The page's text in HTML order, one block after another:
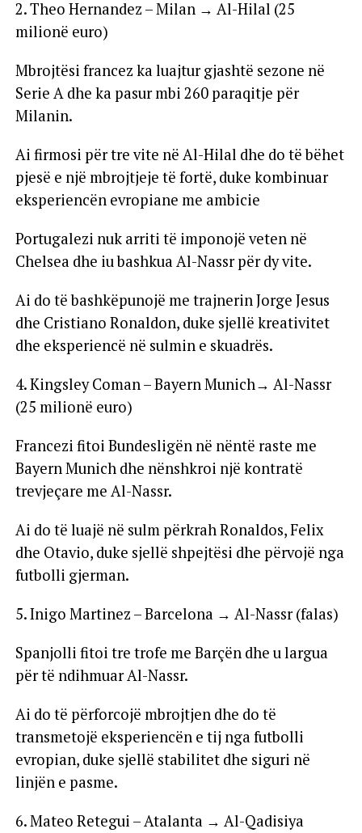
2. Theo Hernandez – Milan → Al-Hilal (25
milionë euro)
Mbrojtësi francez ka luajtur gjashtë sezone në
Serie A dhe ka pasur mbi 260 paraqitje për
Milanin.
Ai firmosi për tre vite në Al-Hilal dhe do të bëhet
pjesë e një mbrojtjeje të fortë, duke kombinuar
eksperiencën evropiane me ambicie
Portugalezi nuk arriti të imponojë veten në
Chelsea dhe iu bashkua Al-Nassr për dy vite.
Ai do të bashkëpunojë me trajnerin Jorge Jesus
dhe Cristiano Ronaldon, duke sjellë kreativitet
dhe eksperiencë në sulmin e skuadrës.
4. Kingsley Coman – Bayern Munich→ Al-Nassr
(25 milionë euro)
Francezi fitoi Bundesligën në nëntë raste me
Bayern Munich dhe nënshkroi një kontratë
trevjeçare me Al-Nassr.
Ai do të luajë në sulm përkrah Ronaldos, Felix
dhe Otavio, duke sjellë shpejtësi dhe përvojë nga
futbolli gjerman.
5. Inigo Martinez – Barcelona → Al-Nassr (falas)
Spanjolli fitoi tre trofe me Barçën dhe u largua
për të ndihmuar Al-Nassr.
Ai do të përforcojë mbrojtjen dhe do të
transmetojë eksperiencën e tij nga futbolli
evropian, duke sjellë stabilitet dhe siguri në
linjën e pasme.
6. Mateo Retegui – Atalanta → Al-Qadisiya